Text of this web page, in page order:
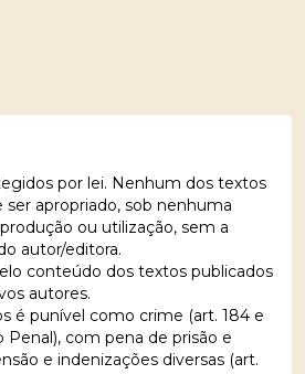
por lei. Nenhum dos textos
ser apropriado, sob nenhuma
ou utilização, sem a
autor/editora.
conteúdo dos textos publicados
autores.
é punível como crime (art. 184 e
Penal), com pena de prisão e
e indenizações diversas (art.